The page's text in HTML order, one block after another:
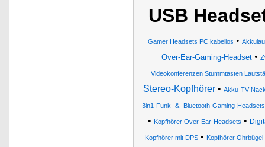
USB
Gamer Headsets PC kabellos •
Over-Ear-Gaming-Headset•
Videokonferenzen Stummtasten
Stereo-Kopfhörer • Akku-TV-
3in1-Funk- & -Bluetooth-Gaming-Headsets
• Kopfhörer Over-Ear-Headsets •
Kopfhörer mit DPS• Kopfhörer Ohrbügel